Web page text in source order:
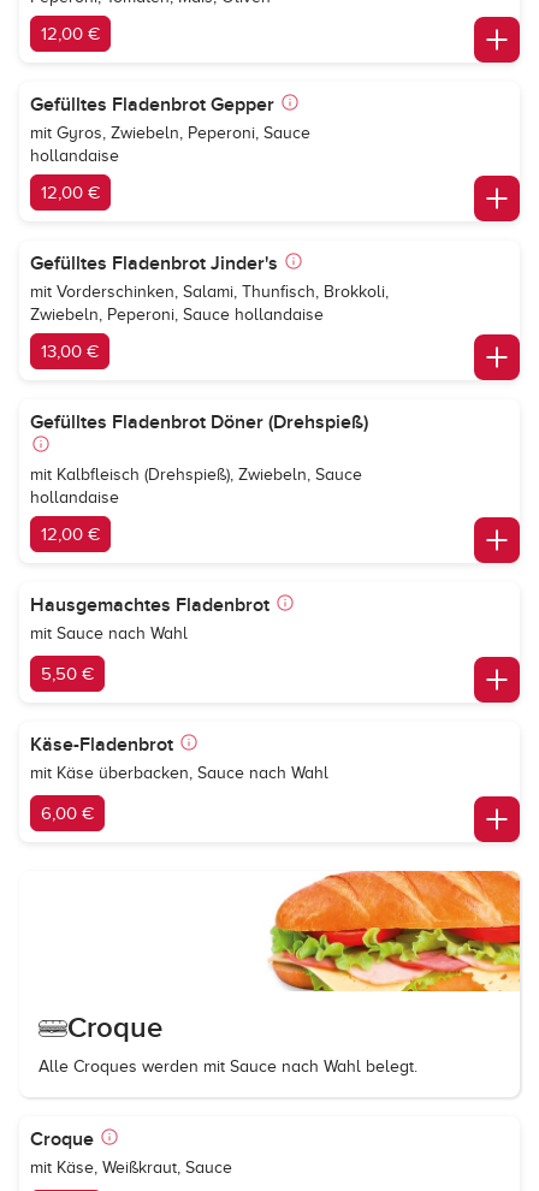
12,00 €
Gefülltes Fladenbrot Gepper
mit Gyros, Zwiebeln, Peperoni, Sauce
hollandaise
12,00 €
Gefülltes Fladenbrot Jinder's
mit Vorderschinken, Salami, Thunfisch, Brokkoli,
Zwiebeln, Peperoni, Sauce hollandaise
13,00 €
Gefülltes Fladenbrot Döner (Drehspieß)
mit Kalbfleisch (Drehspieß), Zwiebeln, Sauce
hollandaise
12,00 €
Hausgemachtes Fladenbrot
mit Sauce nach Wahl
5,50 €
Käse-Fladenbrot
mit Käse überbacken, Sauce nach Wahl
6,00 €
Croque
Alle Croques werden mit Sauce nach Wahl belegt.
Croque
mit Käse, Weißkraut, Sauce